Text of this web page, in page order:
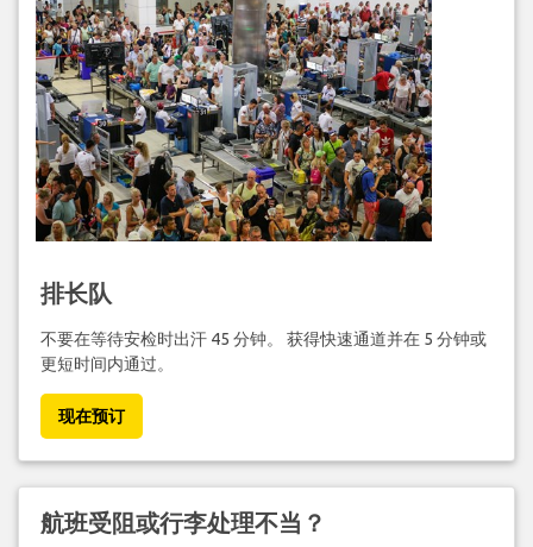
排长队
不要在等待安检时出汗 45 分钟。 获得快速通道并在 5 分钟或
更短时间内通过。
现在预订
航班受阻或行李处理不当？